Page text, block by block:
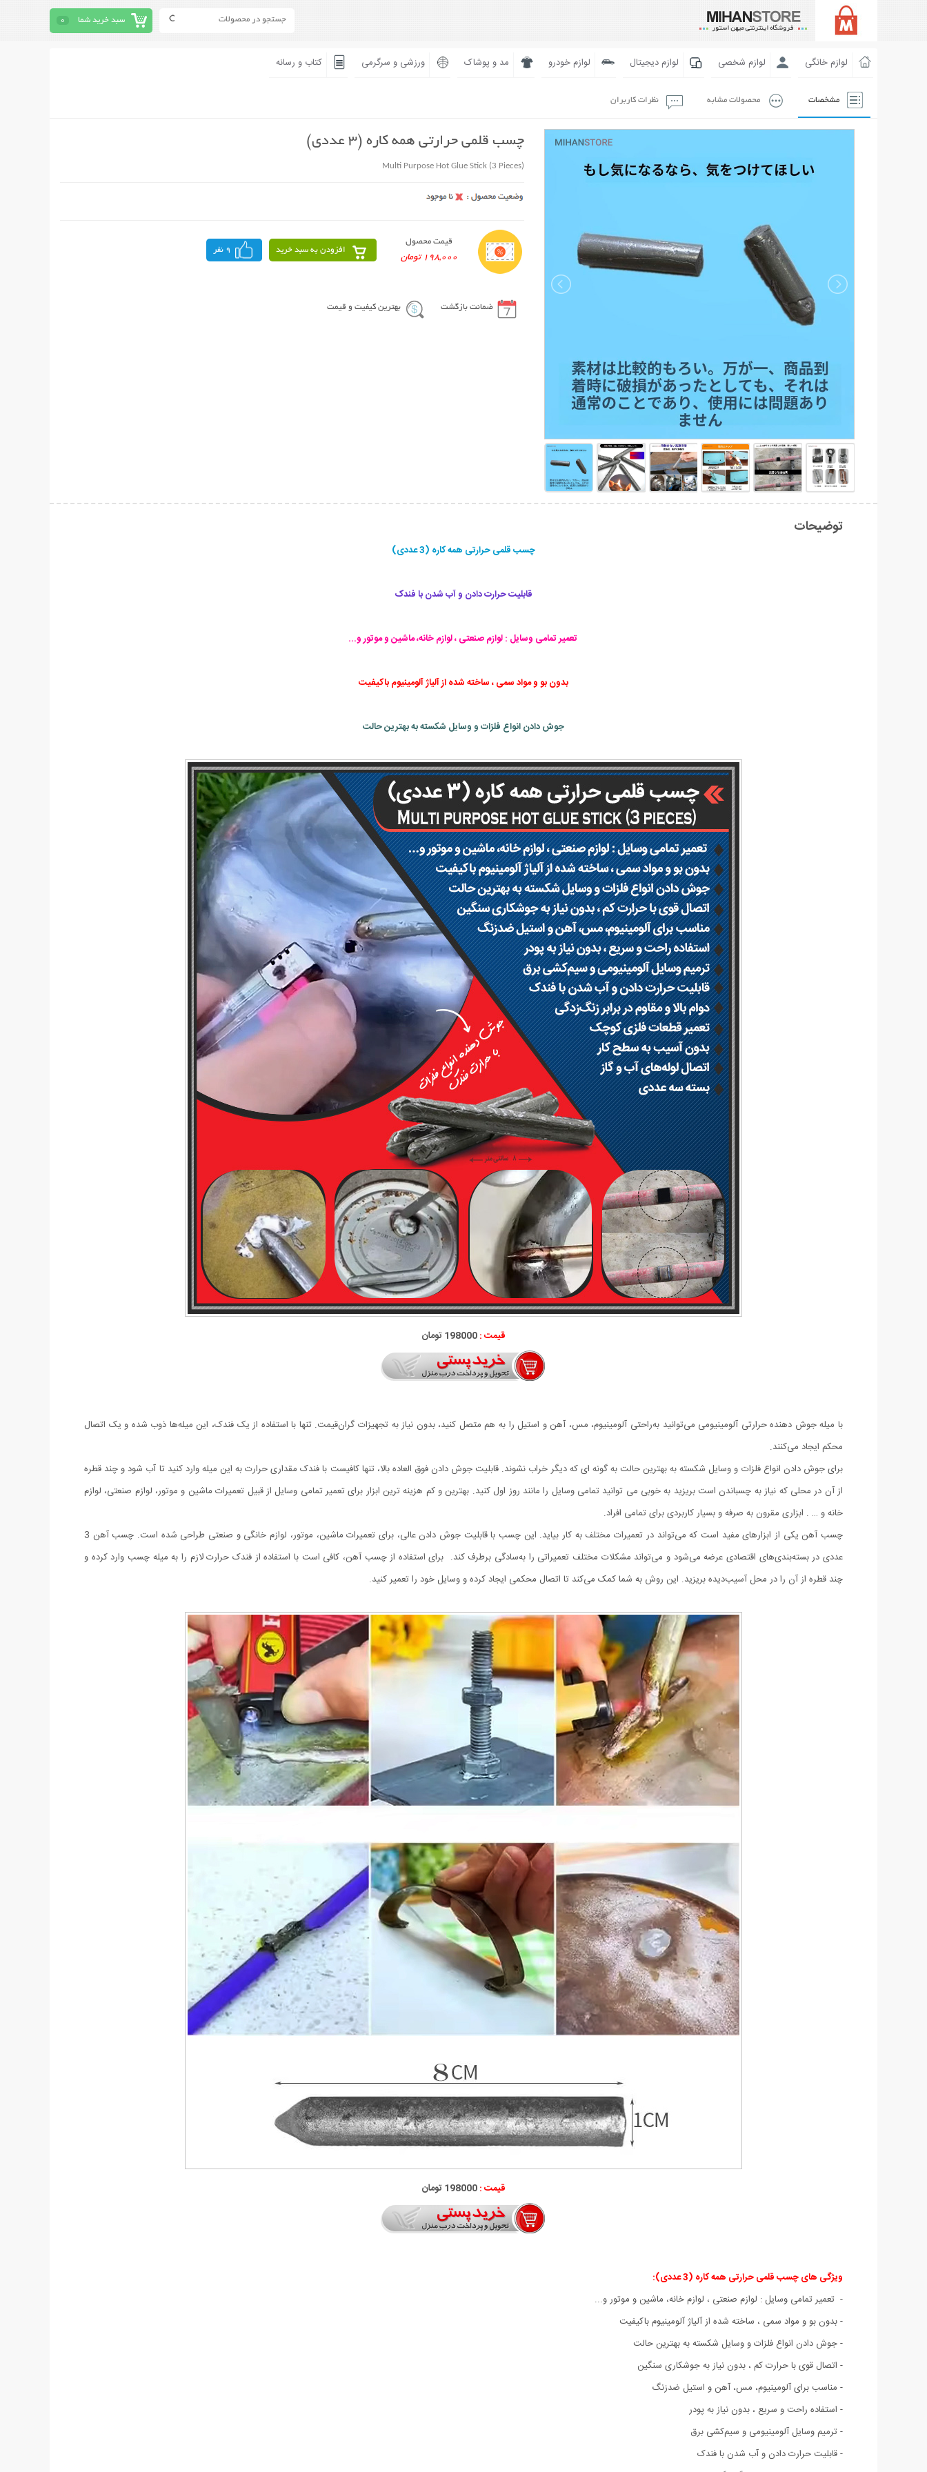
سبد خرید شما 0
لوازم خانگی لوازم شخصی لوازم دیجیتال لوازم خودرو مد و پوشاک ورزشی و سرگرمی کتاب و رسانه
مشخصات محصولات مشابه نظرات کاربران
چسب قلمی حرارتی همه کاره (3 عددی)
(Multi Purpose Hot Glue Stick (3 Pieces
قیمت محصول
198,000 تومان
افزودن به سبد خرید 9 نفر
ضمانت بازگشت بهترین کیفیت و قیمت
توضیحات
چسب قلمی حرارتی همه کاره (3 عددی)
قابلیت حرارت دادن و آب شدن با فندک
تعمیر تمامی وسایل : لوازم صنعتی ، لوازم خانه، ماشین و موتور و...
بدون بو و مواد سمی ، ساخته شده از آلیاژ آلومینیوم باکیفیت
جوش دادن انواع فلزات و وسایل شکسته به بهترین حالت
قیمت :198000 تومان
با میله جوش دهنده حرارتی آلومینیومی می‌توانید به‌راحتی آلومینیوم، مس، آهن و استیل را به هم متصل کنید، بدون نیاز به تجهیزات گران‌قیمت. تنها با استفاده از یک فندک، این میله‌ها ذوب شده و یک اتصال
محکم ایجاد می‌کنند.
برای جوش دادن انواع فلزات و وسایل شکسته به بهترین حالت به گونه ای که دیگر خراب نشوند. قابلیت جوش دادن فوق العاده بالا، تنها کافیست با فندک مقداری حرارت به این میله وارد کنید تا آب شود و چند قطره
از آن در محلی که نیاز به چسباندن است بریزید به خوبی می توانید تمامی وسایل را مانند روز اول کنید. بهترین و کم هزینه ترین ابزار برای تعمیر تمامی وسایل از قبیل تعمیرات ماشین و موتور، لوازم صنعتی، لوازم
خانه و … . ابزاری مقرون به صرفه و بسیار کاربردی برای تمامی افراد.
چسب آهن یکی از ابزارهای مفید است که می‌تواند در تعمیرات مختلف به کار بیاید. این چسب با قابلیت جوش دادن عالی، برای تعمیرات ماشین، موتور، لوازم خانگی و صنعتی طراحی شده است. چسب آهن 3
عددی در بسته‌بندی‌های اقتصادی عرضه می‌شود و می‌تواند مشکلات مختلف تعمیراتی را به‌سادگی برطرف کند. برای استفاده از چسب آهن، کافی است با استفاده از فندک حرارت لازم را به میله چسب وارد کرده و
چند قطره از آن را در محل آسیب‌دیده بریزید. این روش به شما کمک می‌کند تا اتصال محکمی ایجاد کرده و وسایل خود را تعمیر کنید.
قیمت :198000 تومان
ویژگی های چسب قلمی حرارتی همه کاره (3 عددی):
- تعمیر تمامی وسایل : لوازم صنعتی ، لوازم خانه، ماشین و موتور و...
- بدون بو و مواد سمی ، ساخته شده از آلیاژ آلومینیوم باکیفیت
- جوش دادن انواع فلزات و وسایل شکسته به بهترین حالت
- اتصال قوی با حرارت کم ، بدون نیاز به جوشکاری سنگین
- مناسب برای آلومینیوم، مس، آهن و استیل ضدزنگ
- استفاده راحت و سریع ، بدون نیاز به پودر
- ترمیم وسایل آلومینیومی و سیم‌کشی برق
- قابلیت حرارت دادن و آب شدن با فندک